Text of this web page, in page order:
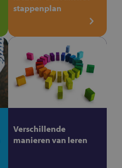
stappenplan
Verschillende
manieren van leren